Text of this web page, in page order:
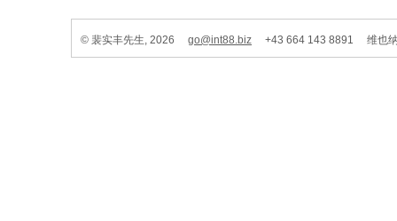
© 裴实丰先生, 2026 go@int88.biz +43 664 143 8891 维也纳